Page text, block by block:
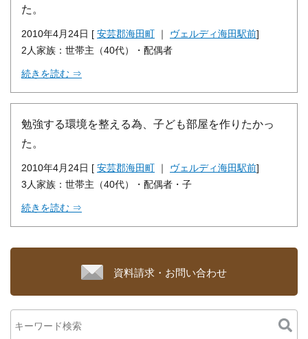
た。
2010年4月24日 [ 安芸郡海田町 ｜ ヴェルディ海田駅前]
2人家族：世帯主（40代）・配偶者
続きを読む ⇒
勉強する環境を整える為、子ども部屋を作りたかっ
た。
2010年4月24日 [ 安芸郡海田町 ｜ ヴェルディ海田駅前]
3人家族：世帯主（40代）・配偶者・子
続きを読む ⇒
資料請求・お問い合わせ